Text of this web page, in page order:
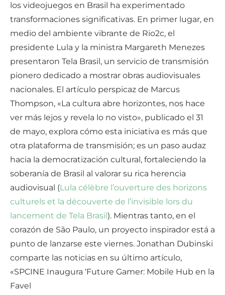
los videojuegos en Brasil ha experimentado
transformaciones significativas. En primer lugar, en
medio del ambiente vibrante de Rio2c, el
presidente Lula y la ministra Margareth Menezes
presentaron Tela Brasil, un servicio de transmisión
pionero dedicado a mostrar obras audiovisuales
nacionales. El artículo perspicaz de Marcus
Thompson, «La cultura abre horizontes, nos hace
ver más lejos y revela lo no visto», publicado el 31
de mayo, explora cómo esta iniciativa es más que
otra plataforma de transmisión; es un paso audaz
hacia la democratización cultural, fortaleciendo la
soberanía de Brasil al valorar su rica herencia
audiovisual (Lula célèbre l’ouverture des horizons
culturels et la découverte de l’invisible lors du
lancement de Tela Brasil ). Mientras tanto, en el
corazón de São Paulo, un proyecto inspirador está a
punto de lanzarse este viernes. Jonathan Dubinski
comparte las noticias en su último artículo,
«SPCINE Inaugura ‘Future Gamer: Mobile Hub en la
Favel